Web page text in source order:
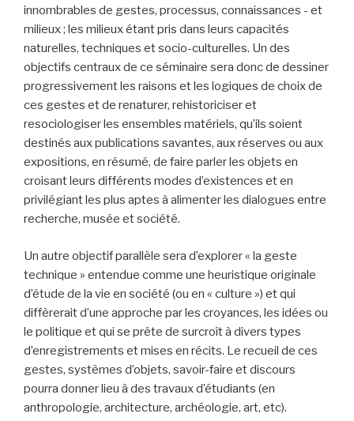
innombrables de gestes, processus, connaissances - et
milieux ; les milieux étant pris dans leurs capacités
naturelles, techniques et socio-culturelles. Un des
objectifs centraux de ce séminaire sera donc de dessiner
progressivement les raisons et les logiques de choix de
ces gestes et de renaturer, rehistoriciser et
resociologiser les ensembles matériels, qu’ils soient
destinés aux publications savantes, aux réserves ou aux
expositions, en résumé, de faire parler les objets en
croisant leurs différents modes d’existences et en
privilégiant les plus aptes à alimenter les dialogues entre
recherche, musée et société.
Un autre objectif parallèle sera d’explorer « la geste
technique » entendue comme une heuristique originale
d’étude de la vie en société (ou en « culture ») et qui
diffèrerait d’une approche par les croyances, les idées ou
le politique et qui se prête de surcroît à divers types
d’enregistrements et mises en récits. Le recueil de ces
gestes, systèmes d’objets, savoir-faire et discours
pourra donner lieu à des travaux d’étudiants (en
anthropologie, architecture, archéologie, art, etc).